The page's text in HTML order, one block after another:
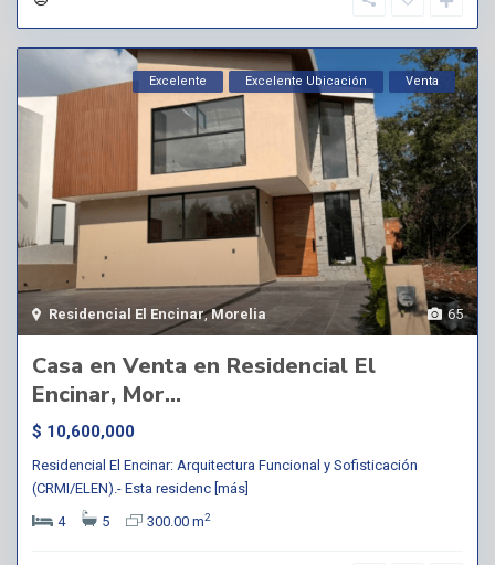
65
Residencial El Encinar,Morelia
Excelente Excelente Ubicación Venta
Casa en Venta en Residencial El
Encinar, Mor...
$ 10,600,000
Residencial El Encinar: Arquitectura Funcional y Sofisticación
(CRMI/ELEN).- Esta residenc [más]
4
5 300.00 m2